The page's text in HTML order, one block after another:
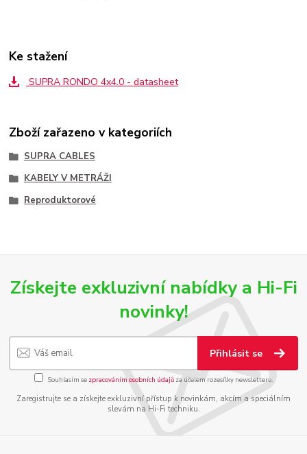
Ke stažení
SUPRA RONDO 4x4.0 - datasheet
Zboží zařazeno v kategoriích
SUPRA CABLES
KABELY V METRÁŽI
Reproduktorové
Získejte exkluzivní nabídky a Hi-Fi
novinky!
Přihlásit se
Souhlasím se zpracováním osobních údajůza účelem rozesílky newsletteru.
Zaregistrujte se a získejte exkluzivní přístup k novinkám, akcím a speciálním
slevám na Hi-Fi techniku.